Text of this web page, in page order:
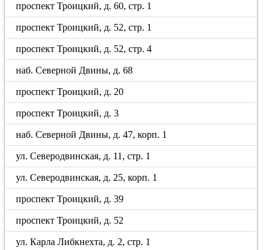
проспект Троицкий, д. 60, стр. 1
проспект Троицкий, д. 52, стр. 1
проспект Троицкий, д. 52, стр. 4
наб. Северной Двины, д. 68
проспект Троицкий, д. 20
проспект Троицкий, д. 3
наб. Северной Двины, д. 47, корп. 1
ул. Северодвинская, д. 11, стр. 1
ул. Северодвинская, д. 25, корп. 1
проспект Троицкий, д. 39
проспект Троицкий, д. 52
ул. Карла Либкнехта, д. 2, стр. 1